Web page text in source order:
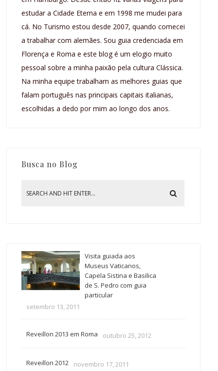
estudar a Cidade Eterna e em 1998 me mudei para
cá. No Turismo estou desde 2007, quando comecei
a trabalhar com alemães. Sou guia credenciada em
Florença e Roma e este blog é um elogio muito
pessoal sobre a minha paixão pela cultura Clássica.
Na minha equipe trabalham as melhores guias que
falam português nas principais capitais italianas,
escolhidas a dedo por mim ao longo dos anos.
Busca no Blog
Visita guiada aos
Museus Vaticanos,
Capela Sistina e Basilica
de S. Pedro com guia
particular
setembro 13, 2011
Reveillon 2013 em Roma outubro 25, 2012
Reveillon 2012 novembro 17, 2011